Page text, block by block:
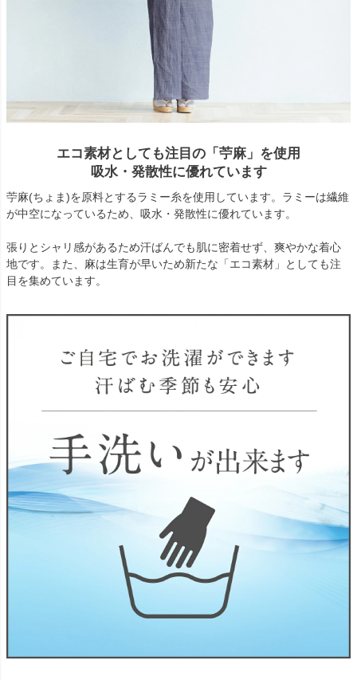
エコ素材としても注目の「苧麻」を使用
吸水・発散性に優れています
苧麻(ちょま)を原料とするラミー糸を使用しています。ラミーは繊維
が中空になっているため、吸水・発散性に優れています。
張りとシャリ感があるため汗ばんでも肌に密着せず、爽やかな着心
地です。また、麻は生育が早いため新たな「エコ素材」としても注
目を集めています。